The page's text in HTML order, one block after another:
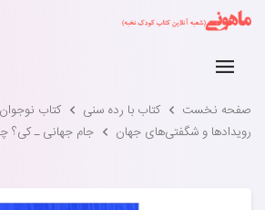
صفحه نخست کتاب با رده سنی
کتاب نوجوان
رویدادها‌ و‌ شگفتی‌های‌ جهان
جام جهانی ـ کی؟‌